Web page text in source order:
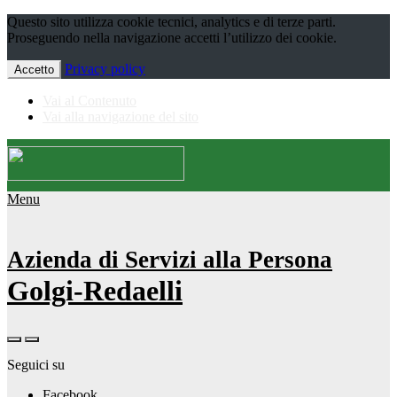
Questo sito utilizza cookie tecnici, analytics e di terze parti.
Proseguendo nella navigazione accetti l’utilizzo dei cookie.
Accetto Privacy policy
Menu
Azienda di Servizi alla Persona
Golgi-Redaelli
Seguici su